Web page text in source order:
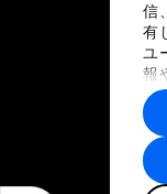
信
有
ユ
報
に
ト
す。
プラ